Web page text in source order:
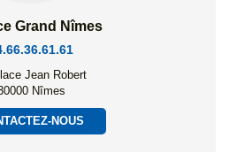
Grand Nîmes
Jean Robert
Nîmes
NOUS